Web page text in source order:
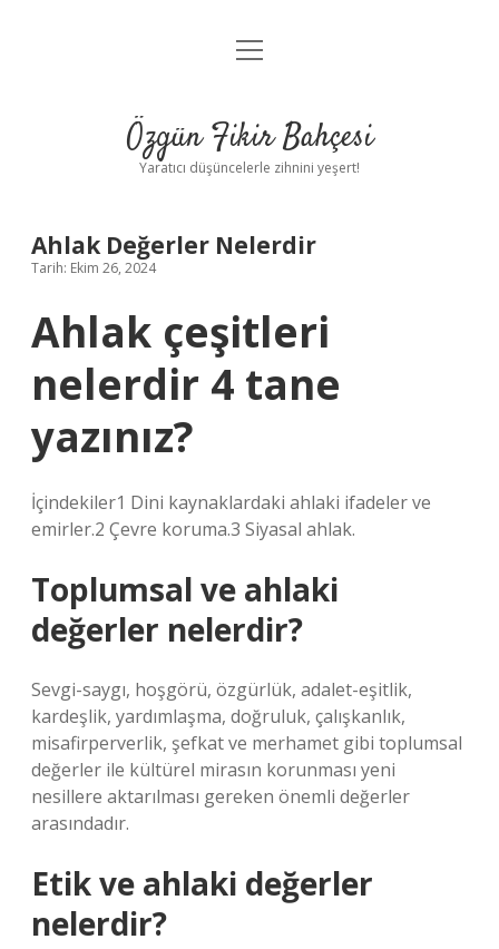
Anasayfa
Yasal Uyarı
menüyü
Özgün Fikir Bahçesi
Yaratıcı düşüncelerle zihnini yeşert!
Ahlak Değerler Nelerdir
Tarih: Ekim 26, 2024
Ahlak çeşitleri
nelerdir 4 tane
yazınız?
İçindekiler1 Dini kaynaklardaki ahlaki ifadeler ve
emirler.2 Çevre koruma.3 Siyasal ahlak.
Toplumsal ve ahlaki
değerler nelerdir?
Sevgi-saygı, hoşgörü, özgürlük, adalet-eşitlik,
kardeşlik, yardımlaşma, doğruluk, çalışkanlık,
misafirperverlik, şefkat ve merhamet gibi toplumsal
değerler ile kültürel mirasın korunması yeni
nesillere aktarılması gereken önemli değerler
arasındadır.
Etik ve ahlaki değerler
nelerdir?